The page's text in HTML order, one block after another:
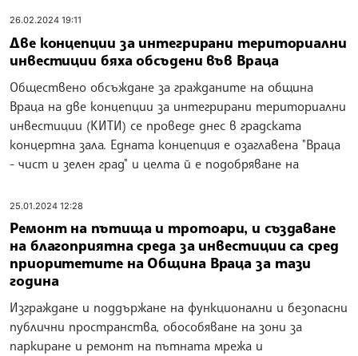
26.02.2024 19:11
Две концепции за интегрирани териториални
инвестиции бяха обсъдени във Враца
Обществено обсъждане за гражданите на община
Враца на две концепции за интегрирани териториални
инвестиции (КИТИ) се проведе днес в градската
концертна зала. Едната концепция е озаглавена "Враца
- чист и зелен град" и целта й е подобряване на
25.01.2024 12:28
Ремонт на пътища и тротоари, и създаване
на благоприятна среда за инвестиции са сред
приоритетите на Община Враца за тази
година
Изграждане и поддържане на функционални и безопасни
публични пространства, обособяване на зони за
паркиране и ремонт на пътната мрежа и